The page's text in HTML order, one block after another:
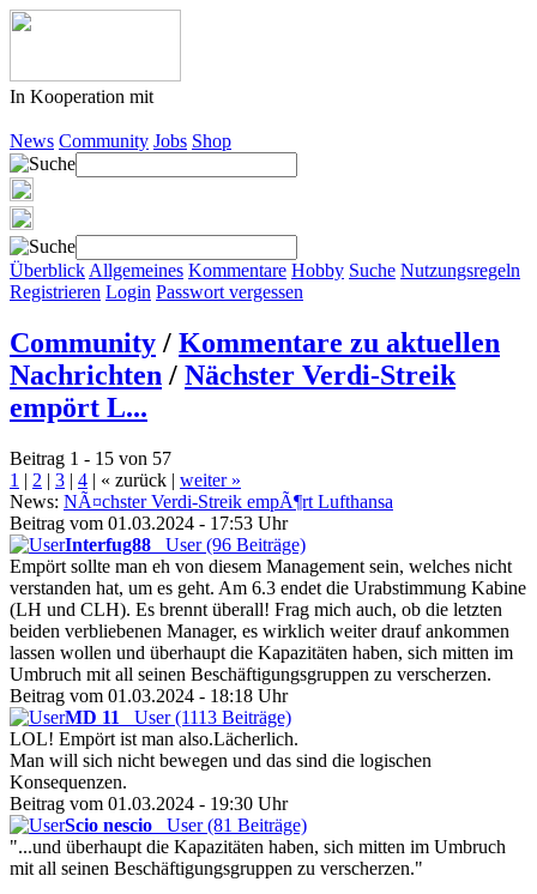
In Kooperation mit
News Community Jobs Shop
Überblick Allgemeines Kommentare Hobby Suche Nutzungsregeln
Registrieren Login Passwort vergessen
Community / Kommentare zu aktuellen
Nachrichten / Nächster Verdi-Streik
empört L...
Beitrag 1 - 15 von 57
1 | 2 | 3 | 4 | « zurück | weiter »
News: NÃ¤chster Verdi-Streik empÃ¶rt Lufthansa
Beitrag vom 01.03.2024 - 17:53 Uhr
Interfug88
User (96 Beiträge)
Empört sollte man eh von diesem Management sein, welches nicht
verstanden hat, um es geht. Am 6.3 endet die Urabstimmung Kabine
(LH und CLH). Es brennt überall! Frag mich auch, ob die letzten
beiden verbliebenen Manager, es wirklich weiter drauf ankommen
lassen wollen und überhaupt die Kapazitäten haben, sich mitten im
Umbruch mit all seinen Beschäftigungsgruppen zu verscherzen.
Beitrag vom 01.03.2024 - 18:18 Uhr
MD 11
User (1113 Beiträge)
LOL! Empört ist man also.Lächerlich.
Man will sich nicht bewegen und das sind die logischen
Konsequenzen.
Beitrag vom 01.03.2024 - 19:30 Uhr
Scio nescio
User (81 Beiträge)
"...und überhaupt die Kapazitäten haben, sich mitten im Umbruch
mit all seinen Beschäftigungsgruppen zu verscherzen."